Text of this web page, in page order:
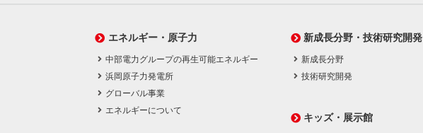
エネルギー・原子力
中部電力グループの再生可能エネルギー
浜岡原子力発電所
グローバル事業
エネルギーについて
新成長分野・技術研究開発
新成長分野
技術研究開発
キッズ・展示館